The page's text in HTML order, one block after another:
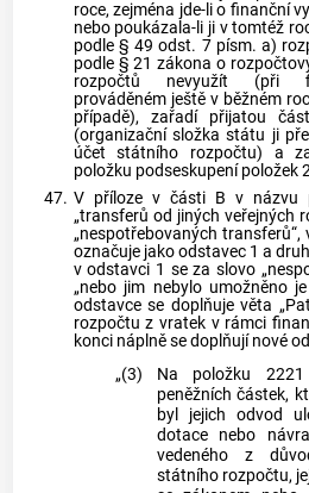
roce, zejména jde-li o finanční
nebo poukázala-li ji v tomtéž
podle § 49 odst. 7 písm. a)
podle § 21 zákona o
rozpočtů nevyužít (při
prováděném ještě v běžném
případě), zařadí přijatou
(organizační složka státu ji
účet státního rozpočtu) a
položku podseskupení položek
47. V příloze v části B v názvu
„transferů od jiných veřejných
„nespotřebovaných
označuje jako odstavec 1 a
v odstavci 1 se za slovo
„nebo jim nebylo umožněno
odstavce se doplňuje věta
rozpočtu z vratek v rámci
konci náplně se doplňují nové
„(3)
Na položku
peněžních částek,
byl jejich odvod
dotace nebo
vedeného z
státního rozpočtu,